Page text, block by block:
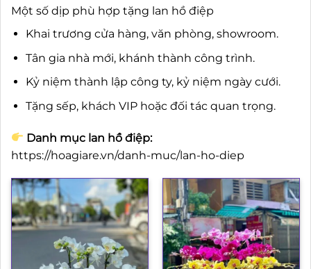
Một số dịp phù hợp tặng lan hồ điệp
Khai trương cửa hàng, văn phòng, showroom.
Tân gia nhà mới, khánh thành công trình.
Kỷ niệm thành lập công ty, kỷ niệm ngày cưới.
Tặng sếp, khách VIP hoặc đối tác quan trọng.
Danh mục lan hồ điệp:
https://hoagiare.vn/danh-muc/lan-ho-diep